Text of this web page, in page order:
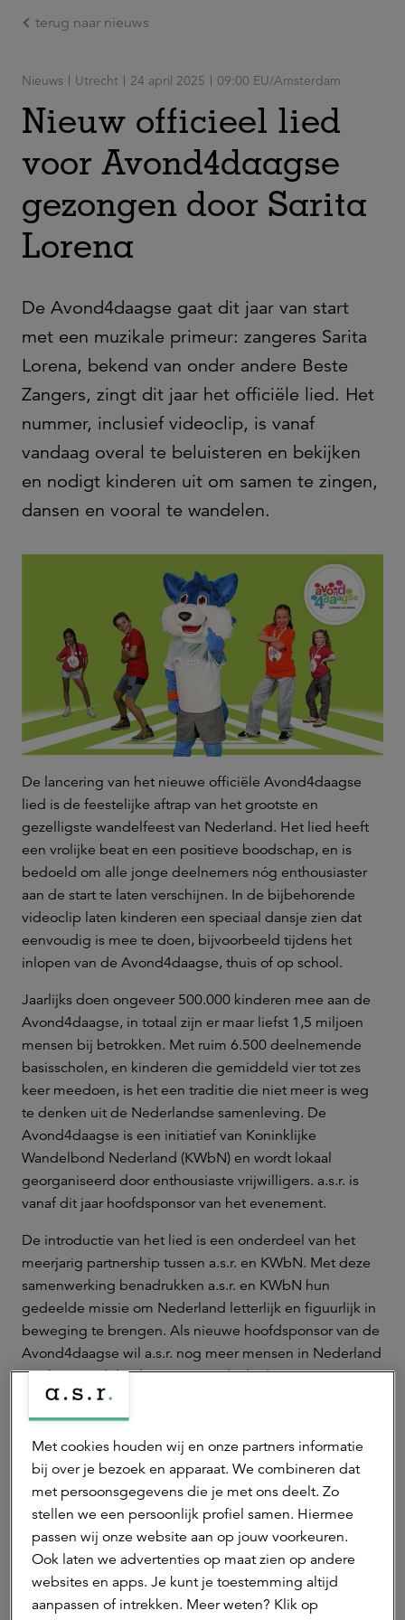
Ga naar de hoofdinhoud
terug naar nieuws
Nieuws Utrecht 24 april 2025 09:00 EU/Amsterdam
Nieuw officieel lied
voor Avond4daagse
gezongen door Sarita
Lorena
De Avond4daagse gaat dit jaar van start
met een muzikale primeur: zangeres Sarita
Lorena, bekend van onder andere Beste
Zangers, zingt dit jaar het officiële lied. Het
nummer, inclusief videoclip, is vanaf
vandaag overal te beluisteren en bekijken
en nodigt kinderen uit om samen te zingen,
dansen en vooral te wandelen.
De lancering van het nieuwe officiële Avond4daagse
lied is de feestelijke aftrap van het grootste en
gezelligste wandelfeest van Nederland. Het lied heeft
een vrolijke beat en een positieve boodschap, en is
bedoeld om alle jonge deelnemers nóg enthousiaster
aan de start te laten verschijnen. In de bijbehorende
videoclip laten kinderen een speciaal dansje zien dat
eenvoudig is mee te doen, bijvoorbeeld tijdens het
inlopen van de Avond4daagse, thuis of op school.
Jaarlijks doen ongeveer 500.000 kinderen mee aan de
Avond4daagse, in totaal zijn er maar liefst 1,5 miljoen
mensen bij betrokken. Met ruim 6.500 deelnemende
basisscholen, en kinderen die gemiddeld vier tot zes
keer meedoen, is het een traditie die niet meer is weg
te denken uit de Nederlandse samenleving. De
Avond4daagse is een initiatief van Koninklijke
Wandelbond Nederland (KWbN) en wordt lokaal
georganiseerd door enthousiaste vrijwilligers. a.s.r. is
vanaf dit jaar hoofdsponsor van het evenement.
De introductie van het lied is een onderdeel van het
meerjarig partnership tussen a.s.r. en KWbN. Met deze
samenwerking benadrukken a.s.r. en KWbN hun
gedeelde missie om Nederland letterlijk en figuurlijk in
beweging te brengen. Als nieuwe hoofdsponsor van de
Avond4daagse wil a.s.r. nog meer mensen in Nederland
aan het wandelen krijgen, met als doel om mensen
vitaler en gezonder te maken. “Als kinderen op jonge
leeftijd ontdekken hoe leuk wandelen is, wordt het een
gewoonte waar ze hun leven lang profijt van hebben,”
zegt Hella de Weger, brand & marketing
communications director bij a.s.r. “We zijn blij dat we
met onze samenwerking met KWbN en door de
Avond4daagse te sponsoren een bijdrage leveren aan
het ontwikkelen van deze gezonde gewoonte.”
Gijs Janssen, directeur-bestuurder van KWbN, kijkt uit
naar de start van de Avond4daagse “In samenwerking
Met cookies houden wij en onze partners informatie
bij over je bezoek en apparaat. We combineren dat
met persoonsgegevens die je met ons deelt. Zo
stellen we een persoonlijk profiel samen. Hiermee
passen wij onze website aan op jouw voorkeuren.
Ook laten we advertenties op maat zien op andere
websites en apps. Je kunt je toestemming altijd
aanpassen of intrekken. Meer weten? Klik op